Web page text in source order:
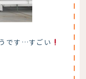
です…すごい